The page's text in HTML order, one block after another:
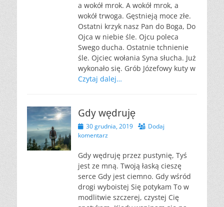
a wokół mrok. A wokół mrok, a
wokół trwoga. Gęstnieją moce złe.
Ostatni krzyk nasz Pan do Boga, Do
Ojca w niebie śle. Ojcu poleca
Swego ducha. Ostatnie tchnienie
śle. Ojciec wołania Syna słucha. Już
wykonało się. Grób Józefowy kuty w
Czytaj dalej…
Gdy wędruję
Opublikowano
30 grudnia, 2019
Dodaj
komentarz
Gdy wędruję przez pustynię, Tyś
jest ze mną. Twoją łaską cieszę
serce Gdy jest ciemno. Gdy wśród
drogi wyboistej Się potykam To w
modlitwie szczerej, czystej Cię